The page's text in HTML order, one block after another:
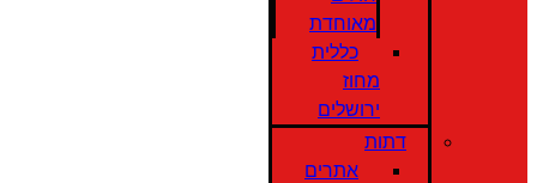
מאוחדת
כללית
מחוז
ירושלים
דתות
אתרים